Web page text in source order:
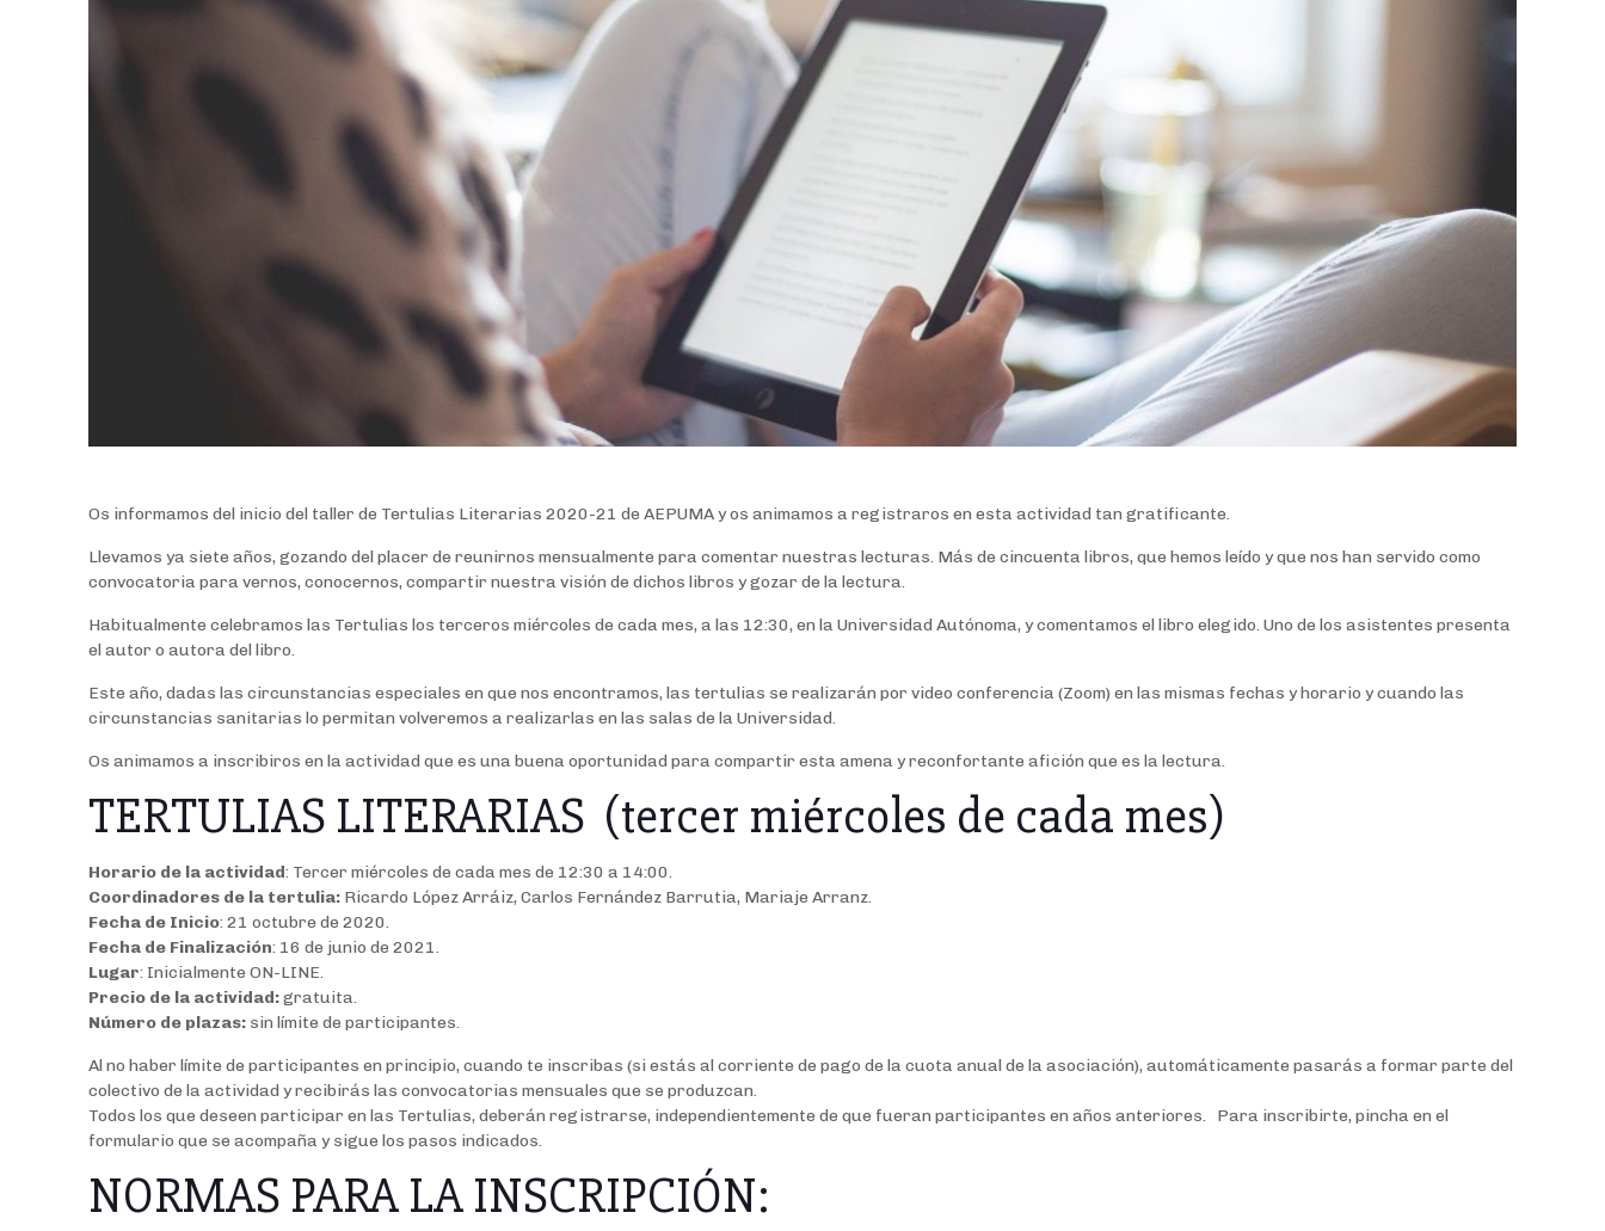
Os informamos del inicio del taller de Tertulias Literarias 2020-21 de AEPUMA y os animamos a registraros en esta actividad tan gratificante.
Llevamos ya siete años, gozando del placer de reunirnos mensualmente para comentar nuestras lecturas. Más de cincuenta libros, que hemos leído y que nos han servido como
convocatoria para vernos, conocernos, compartir nuestra visión de dichos libros y gozar de la lectura.
Habitualmente celebramos las Tertulias los terceros miércoles de cada mes, a las 12:30, en la Universidad Autónoma, y comentamos el libro elegido. Uno de los asistentes presenta
el autor o autora del libro.
Este año, dadas las circunstancias especiales en que nos encontramos, las tertulias se realizarán por video conferencia (Zoom) en las mismas fechas y horario y cuando las
circunstancias sanitarias lo permitan volveremos a realizarlas en las salas de la Universidad.
Os animamos a inscribiros en la actividad que es una buena oportunidad para compartir esta amena y reconfortante afición que es la lectura.
TERTULIAS LITERARIAS (tercer miércoles de cada mes)
Horario de la actividad: Tercer miércoles de cada mes de 12:30 a 14:00.
Coordinadores de la tertulia: Ricardo López Arráiz, Carlos Fernández Barrutia, Mariaje Arranz.
Fecha de Inicio: 21 octubre de 2020.
Fecha de Finalización: 16 de junio de 2021.
Lugar: Inicialmente ON-LINE.
Precio de la actividad:gratuita.
Número de plazas: sin límite de participantes.
Al no haber límite de participantes en principio, cuando te inscribas (si estás al corriente de pago de la cuota anual de la asociación), automáticamente pasarás a formar parte del
colectivo de la actividad y recibirás las convocatorias mensuales que se produzcan.
Todos los que deseen participar en las Tertulias, deberán registrarse, independientemente de que fueran participantes en años anteriores. Para inscribirte, pincha en el
formulario que se acompaña y sigue los pasos indicados.
NORMAS PARA LA INSCRIPCIÓN: